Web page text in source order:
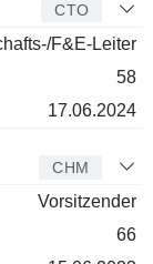
CTO
F&E-Leiter
58
17.06.2024
CHM
Vorsitzender
66